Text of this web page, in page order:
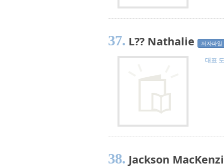
37. L?? Nathalie 저자파일
대표
38. Jackson